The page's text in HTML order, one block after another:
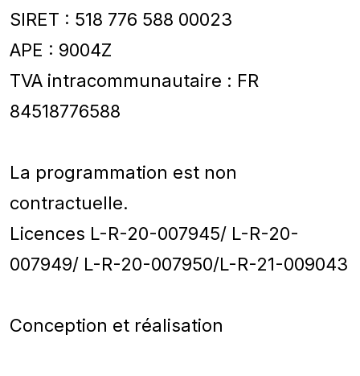
SIRET : 518 776 588 00023
APE : 9004Z
TVA intracommunautaire : FR
84518776588
La programmation est non
contractuelle.
Licences L-R-20-007945/ L-R-20-
007949/ L-R-20-007950/L-R-21-009043
Conception et réalisation